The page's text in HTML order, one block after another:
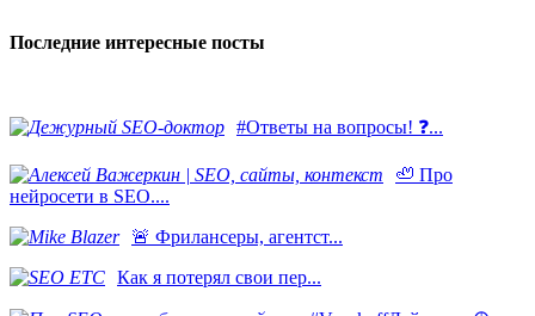
Последние интересные посты
#Ответы на вопросы! ❓...
🦥 Про
нейросети в SEO....
​🚨 Фрилансеры, агентст...
Как я потерял свои пер...